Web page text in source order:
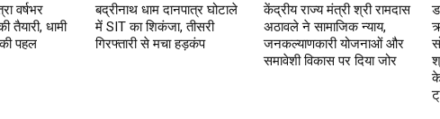
वर्षभर
तैयारी, धामी
पहल
बद्रीनाथ धाम दानपात्र घोटाले
में SIT का शिकंजा, तीसरी
गिरफ्तारी से मचा हड़कंप
केंद्रीय राज्य मंत्री श्री रामदास
अठावले ने सामाजिक न्याय,
जनकल्याणकारी योजनाओं और
समावेशी विकास पर दिया जोर